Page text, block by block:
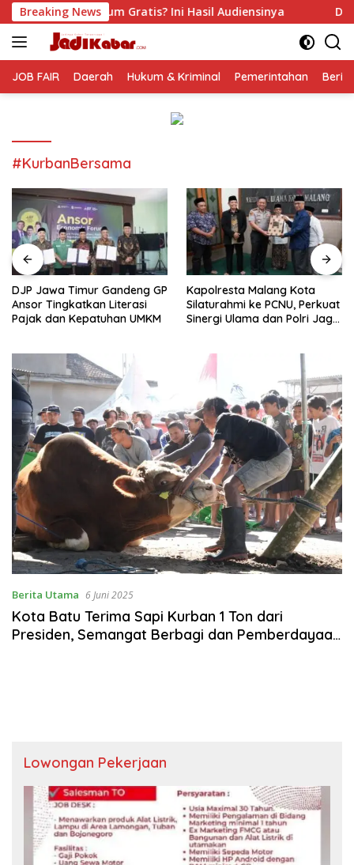
Langsung
ke
konten
Breaking News
Ini Hasil Audiensinya DJP Jawa Timur
JOB FAIR Daerah Hukum & Kriminal Pemerintahan
#KurbanBersama
DJP Jawa Timur Gandeng GP
Ansor Tingkatkan Literasi
Pajak dan Kepatuhan UMKM
Kapolresta Malang Kota
Silaturahmi ke PCNU, Perkuat
Sinergi Ulama dan Polri Jaga
Berita Utama 6 Juni 2025
Kota Batu Terima Sapi Kurban 1 Ton dari
Presiden, Semangat Berbagi dan Pemberdayaan
Lowongan Pekerjaan